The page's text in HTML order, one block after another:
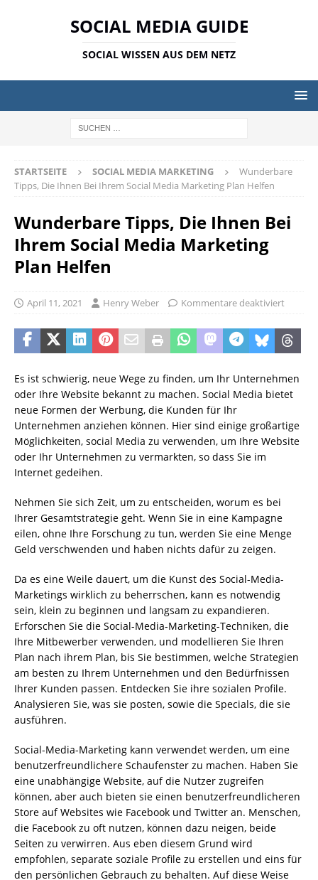
SOCIAL MEDIA GUIDE
SOCIAL WISSEN AUS DEM NETZ
STARTSEITE SOCIAL MEDIA MARKETING
Wunderbare
Tipps, Die Ihnen Bei Ihrem Social Media Marketing Plan Helfen
Wunderbare Tipps, Die Ihnen Bei
Ihrem Social Media Marketing
Plan Helfen
April 11, 2021 Henry Weber Kommentare deaktiviert
Es ist schwierig, neue Wege zu finden, um Ihr Unternehmen
oder Ihre Website bekannt zu machen. Social Media bietet
neue Formen der Werbung, die Kunden für Ihr
Unternehmen anziehen können. Hier sind einige großartige
Möglichkeiten, social Media zu verwenden, um Ihre Website
oder Ihr Unternehmen zu vermarkten, so dass Sie im
Internet gedeihen.
Nehmen Sie sich Zeit, um zu entscheiden, worum es bei
Ihrer Gesamtstrategie geht. Wenn Sie in eine Kampagne
eilen, ohne Ihre Forschung zu tun, werden Sie eine Menge
Geld verschwenden und haben nichts dafür zu zeigen.
Da es eine Weile dauert, um die Kunst des Social-Media-
Marketings wirklich zu beherrschen, kann es notwendig
sein, klein zu beginnen und langsam zu expandieren.
Erforschen Sie die Social-Media-Marketing-Techniken, die
Ihre Mitbewerber verwenden, und modellieren Sie Ihren
Plan nach ihrem Plan, bis Sie bestimmen, welche Strategien
am besten zu Ihrem Unternehmen und den Bedürfnissen
Ihrer Kunden passen. Entdecken Sie ihre sozialen Profile.
Analysieren Sie, was sie posten, sowie die Specials, die sie
ausführen.
Social-Media-Marketing kann verwendet werden, um eine
benutzerfreundlichere Schaufenster zu machen. Haben Sie
eine unabhängige Website, auf die Nutzer zugreifen
können, aber auch bieten sie einen benutzerfreundlicheren
Store auf Websites wie Facebook und Twitter an. Menschen,
die Facebook zu oft nutzen, können dazu neigen, beide
Seiten zu verwirren. Aus eben diesem Grund wird
empfohlen, separate soziale Profile zu erstellen und eins für
den persönlichen Gebrauch zu behalten. Auf diese Weise